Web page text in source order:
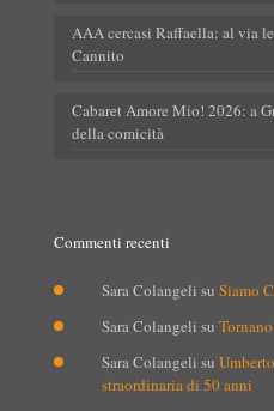
AAA cercasi Raffaella: al via
Cannito
Cabaret Amore Mio! 2026: a
della comicità
Commenti recenti
Sara Colangeli su Siamo
Sara Colangeli su
Sara Colangeli su
straordinaria di 50 anni